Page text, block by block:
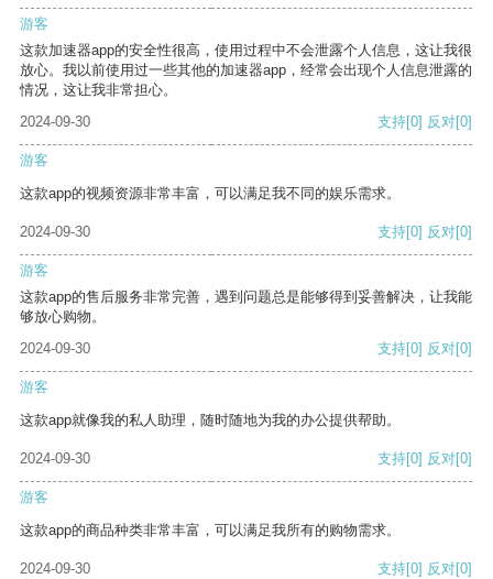
游客
这款加速器app的安全性很高，使用过程中不会泄露个人信息，这让我很
放心。我以前使用过一些其他的加速器app，经常会出现个人信息泄露的
情况，这让我非常担心。
2024-09-30
支持[0] 反对[0]
游客
这款app的视频资源非常丰富，可以满足我不同的娱乐需求。
2024-09-30 支持[0] 反对[0]
游客
这款app的售后服务非常完善，遇到问题总是能够得到妥善解决，让我能
够放心购物。
2024-09-30
支持[0] 反对[0]
游客
这款app就像我的私人助理，随时随地为我的办公提供帮助。
2024-09-30 支持[0] 反对[0]
游客
这款app的商品种类非常丰富，可以满足我所有的购物需求。
2024-09-30 支持[0] 反对[0]